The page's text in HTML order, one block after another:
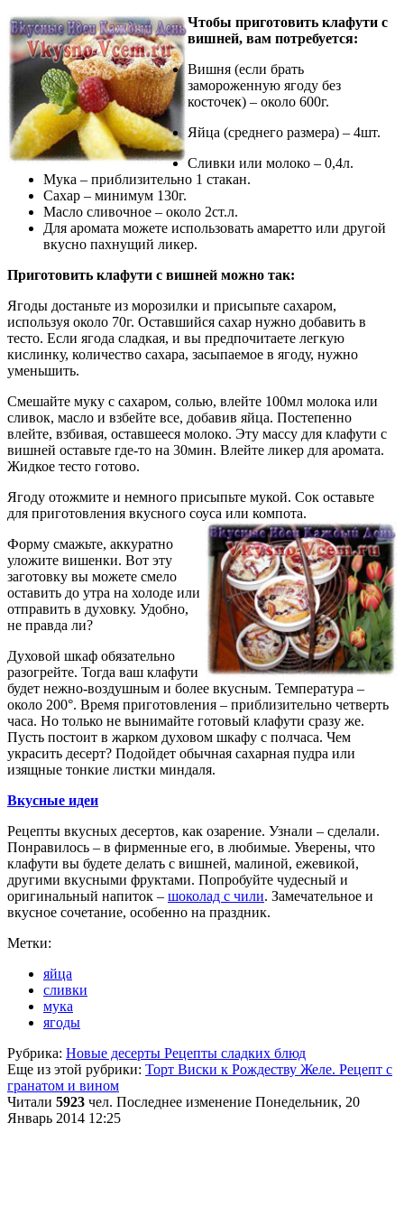
Чтобы приготовить клафути с
вишней, вам потребуется:
Вишня (если брать
замороженную ягоду без
косточек) – около 600г.
Яйца (среднего размера) – 4шт.
Сливки или молоко – 0,4л.
Мука – приблизительно 1 стакан.
Сахар – минимум 130г.
Масло сливочное – около 2ст.л.
Для аромата можете использовать амаретто или другой
вкусно пахнущий ликер.
Приготовить клафути с вишней можно так:
Ягоды достаньте из морозилки и присыпьте сахаром,
используя около 70г. Оставшийся сахар нужно добавить в
тесто. Если ягода сладкая, и вы предпочитаете легкую
кислинку, количество сахара, засыпаемое в ягоду, нужно
уменьшить.
Смешайте муку с сахаром, солью, влейте 100мл молока или
сливок, масло и взбейте все, добавив яйца. Постепенно
влейте, взбивая, оставшееся молоко. Эту массу для клафути с
вишней оставьте где-то на 30мин. Влейте ликер для аромата.
Жидкое тесто готово.
Ягоду отожмите и немного присыпьте мукой. Сок оставьте
для приготовления вкусного соуса или компота.
Форму смажьте, аккуратно
уложите вишенки. Вот эту
заготовку вы можете смело
оставить до утра на холоде или
отправить в духовку. Удобно,
не правда ли?
Духовой шкаф обязательно
разогрейте. Тогда ваш клафути
будет нежно-воздушным и более вкусным. Температура –
около 200°. Время приготовления – приблизительно четверть
часа. Но только не вынимайте готовый клафути сразу же.
Пусть постоит в жарком духовом шкафу с полчаса. Чем
украсить десерт? Подойдет обычная сахарная пудра или
изящные тонкие листки миндаля.
Вкусные идеи
Рецепты вкусных десертов, как озарение. Узнали – сделали.
Понравилось – в фирменные его, в любимые. Уверены, что
клафути вы будете делать с вишней, малиной, ежевикой,
другими вкусными фруктами. Попробуйте чудесный и
оригинальный напиток – шоколад с чили. Замечательное и
вкусное сочетание, особенно на праздник.
Метки:
яйца
сливки
мука
ягоды
Рубрика: Новые десерты Рецепты сладких блюд
Еще из этой рубрики: Торт Виски к Рождеству Желе. Рецепт с
гранатом и вином
Читали 5923 чел. Последнее изменение Понедельник, 20
Январь 2014 12:25